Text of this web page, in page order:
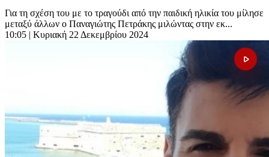
Για τη σχέση του με το τραγούδι από την παιδική ηλικία του μίλησε
μεταξύ άλλων ο Παναγιώτης Πετράκης μιλώντας στην εκ...
10:05 | Κυριακή 22 Δεκεμβρίου 2024